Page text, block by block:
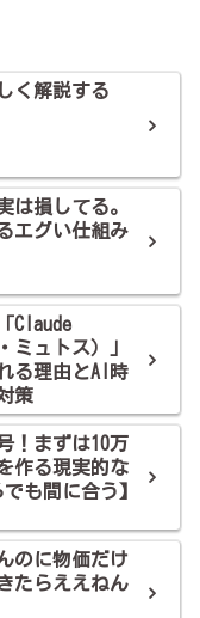
く解説する
は損してる。
エグい仕組み
Claude
ミュトス）」
る理由とAI時
策
！まずは10万
作る現実的な
も間に合う】
のに物価だけ
たらええねん